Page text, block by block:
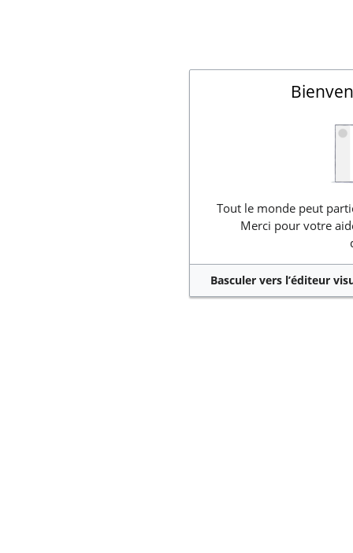
Tout le monde peut
Merci pour votre
Basculer vers l’éditeur